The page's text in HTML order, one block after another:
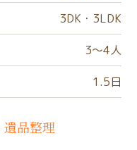
3DK・3LDK
3〜4人
1.5日
品整理